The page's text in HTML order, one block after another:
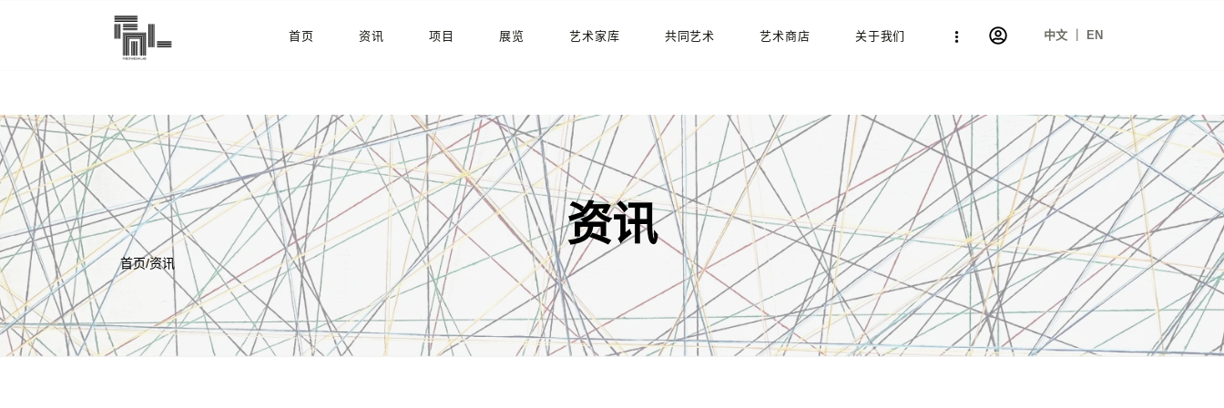
首页 资讯 项目 展览 艺术家库 共同艺术 艺术商店 关于我们 中文 ｜ EN
首页
项目
展览
艺术家库
共同艺术
艺术商店
关于我们
资讯
首页/资讯